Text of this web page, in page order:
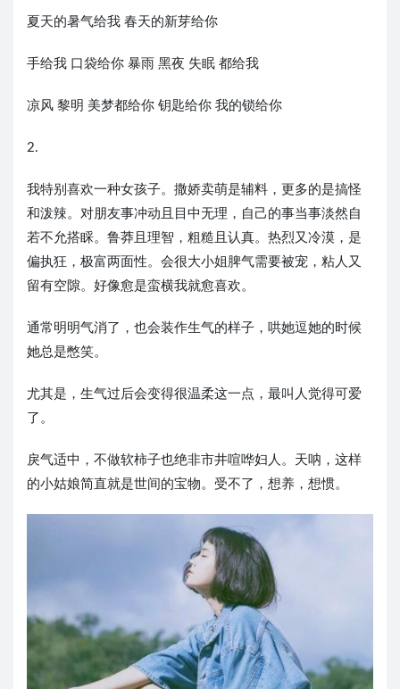
夏天的暑气给我 春天的新芽给你
手给我 口袋给你 暴雨 黑夜 失眠 都给我
凉风 黎明 美梦都给你 钥匙给你 我的锁给你
2.
我特别喜欢一种女孩子。撒娇卖萌是辅料，更多的是搞怪
和泼辣。对朋友事冲动且目中无理，自己的事当事淡然自
若不允搭睬。鲁莽且理智，粗糙且认真。热烈又冷漠，是
偏执狂，极富两面性。会很大小姐脾气需要被宠，粘人又
留有空隙。好像愈是蛮横我就愈喜欢。
通常明明气消了，也会装作生气的样子，哄她逗她的时候
她总是憋笑。
尤其是，生气过后会变得很温柔这一点，最叫人觉得可爱
了。
戾气适中，不做软柿子也绝非市井喧哗妇人。天呐，这样
的小姑娘简直就是世间的宝物。受不了，想养，想惯。